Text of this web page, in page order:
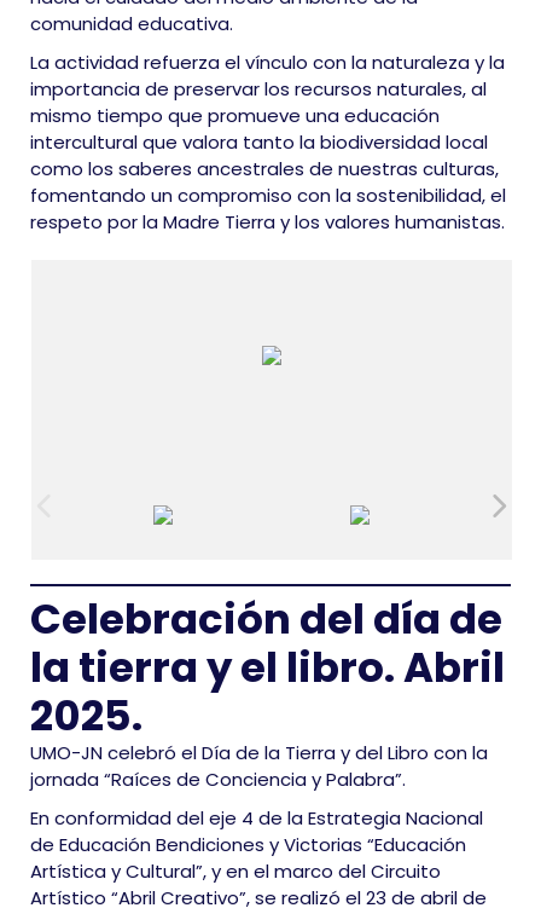
comunidad educativa.
La actividad refuerza el vínculo con la naturaleza y la
importancia de preservar los recursos naturales, al
mismo tiempo que promueve una educación
intercultural que valora tanto la biodiversidad local
como los saberes ancestrales de nuestras culturas,
fomentando un compromiso con la sostenibilidad, el
respeto por la Madre Tierra y los valores humanistas.
Celebración del día de
la tierra y el libro. Abril
2025.
UMO-JN celebró el Día de la Tierra y del Libro con la
jornada “Raíces de Conciencia y Palabra”.
En conformidad del eje 4 de la Estrategia Nacional
de Educación Bendiciones y Victorias “Educación
Artística y Cultural”, y en el marco del Circuito
Artístico “Abril Creativo”, se realizó el 23 de abril de